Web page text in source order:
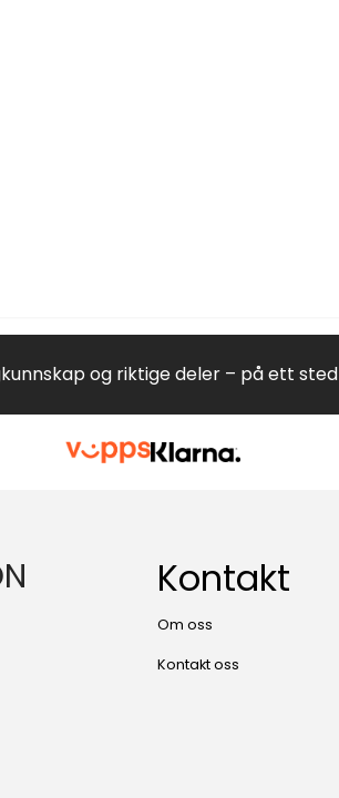
og riktige deler – på ett sted
Kontakt
Om oss
Kontakt oss